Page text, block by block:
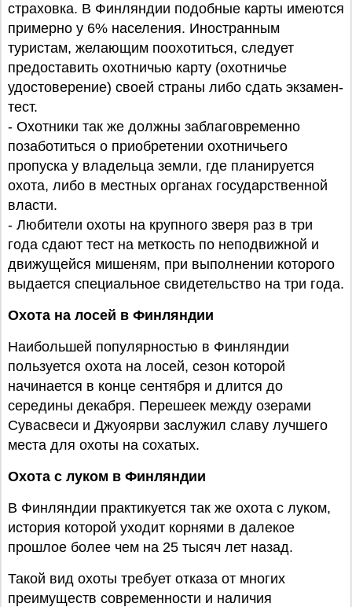
страховка. В Финляндии подобные карты имеются
примерно у 6% населения. Иностранным
туристам, желающим поохотиться, следует
предоставить охотничью карту (охотничье
удостоверение) своей страны либо сдать экзамен-
тест.
- Охотники так же должны заблаговременно
позаботиться о приобретении охотничьего
пропуска у владельца земли, где планируется
охота, либо в местных органах государственной
власти.
- Любители охоты на крупного зверя раз в три
года сдают тест на меткость по неподвижной и
движущейся мишеням, при выполнении которого
выдается специальное свидетельство на три года.
Охота на лосей в Финляндии
Наибольшей популярностью в Финляндии
пользуется охота на лосей, сезон которой
начинается в конце сентября и длится до
середины декабря. Перешеек между озерами
Сувасвеси и Джуоярви заслужил славу лучшего
места для охоты на сохатых.
Охота с луком в Финляндии
В Финляндии практикуется так же охота с луком,
история которой уходит корнями в далекое
прошлое более чем на 25 тысяч лет назад.
Такой вид охоты требует отказа от многих
преимуществ современности и наличия